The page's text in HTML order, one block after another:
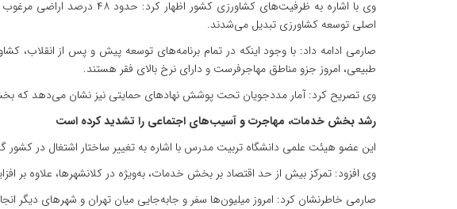
وی با اشاره به ظرفیت‌های
اصلی توسعه کشاورزی تبدیل می‌شدند.
صارمی ادامه داد: با وجود اینکه در تمام برنامه‌های توسعه پیش و پس از انقلاب،
طبیعی، امروز جزو مناطق مهاجرفرست و دارای نرخ بالای فقر هستند.
وی تصریح کرد: آمار مددجویان تحت پوشش نهادهای حمایتی نیز نشان می‌دهد که
رشد بخش خدمات، مهاجرت و آسیب‌های اجتماعی را تشدید کرده است
این عضو هیئت علمی دانشگاه تربیت مدرس با اشاره به تغییر ساختار اشتغال در کشور گفت: در سال ۱۳۵۵ سهم بخش کشاورزی و صنعت تقریباً برابر بود، اما امروز سهم خدمات به
وی افزود: تمرکز بیش از حد اقتصاد بر بخش خدمات، به‌ویژه در کلانشهرها، علاوه
صارمی خاطرنشان کرد: امروز میلیون‌ها سفر و جابه‌جایی میان تهران و شهرهای